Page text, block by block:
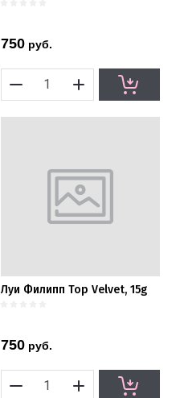
750 руб.
Луи Филипп Top Velvet, 15g
750 руб.